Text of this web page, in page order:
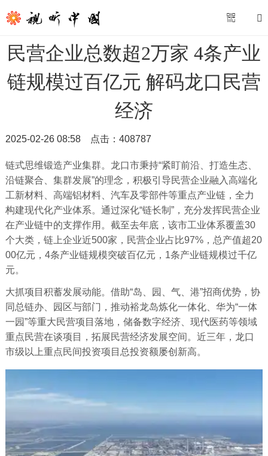
民营企业总数超2万家 4条产业
链规模过百亿元 解码龙口民营
经济
2025-02-26 08:58 点击： 408787
链式思维锻造产业集群。龙口市秉持“紧盯前沿、打造生态、
沿链聚合、集群发展”的理念，积极引导民营企业融入高端化
工新材料、高端铝材料、汽车及零部件等重点产业链，全力
构建现代化产业体系。通过深化“链长制”，充分发挥民营企业
在产业链中的支撑作用。截至去年底，该市工业体系覆盖30
个大类，链上企业近500家，民营企业占比97%，总产值超20
00亿元，4条产业链规模突破百亿元，1条产业链规模过千亿
元。
大抓项目积蓄发展动能。借助“岛、园、气、港”招商优势，协
同总链办、园区与部门，推动裕龙岛炼化一体化、华为“一体
一园”等重大民营项目落地，储备数字经济、现代医药等领域
重点民营在谈项目，拓展民营经济发展空间。近三年，龙口
市级以上重点民间投资项目总投资额屡创新高。